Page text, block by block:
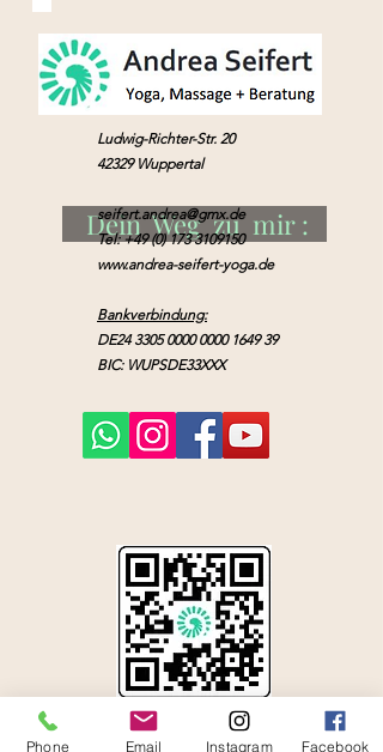
Dein Weg zu mir :
Ludwig-Richter-Str. 20
42329 Wuppertal
seifert.andrea@gmx.de
Tel:+49 (0) 173 3109150
www.andrea-seifert-yoga.de
Bankverbindung:
DE243305 0000 0000 164939
BIC: WUPSDE33XXX
Über mich
Phone Email Instagram Facebook